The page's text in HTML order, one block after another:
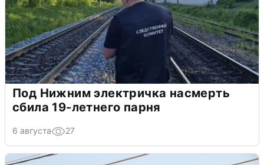
Под Нижним электричка насмерть
сбила 19-летнего парня
6 августа 27